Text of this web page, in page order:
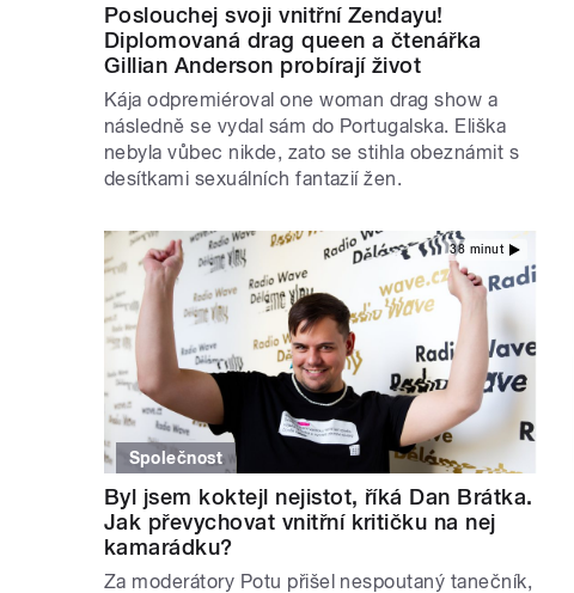
Poslouchej svoji vnitřní Zendayu!
Diplomovaná drag queen a čtenářka
Gillian Anderson probírají život
Kája odpremiéroval one woman drag show a
následně se vydal sám do Portugalska. Eliška
nebyla vůbec nikde, zato se stihla obeznámit s
desítkami sexuálních fantazií žen.
38 minut
Společnost
Byl jsem koktejl nejistot, říká Dan Brátka.
Jak převychovat vnitřní kritičku na nej
kamarádku?
Za moderátory Potu přišel nespoutaný tanečník,